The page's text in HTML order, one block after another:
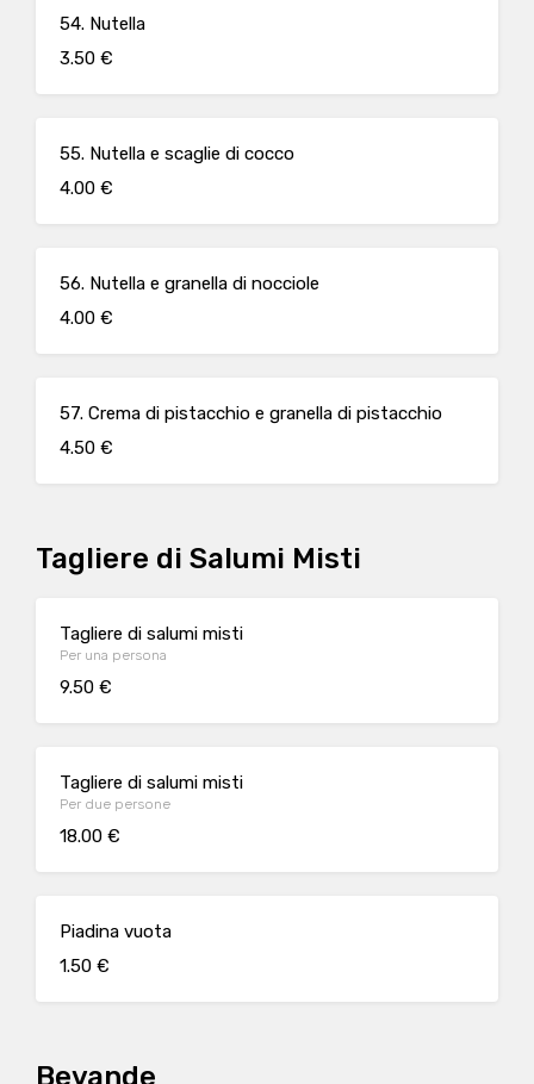
54. Nutella
3.50 €
55. Nutella e scaglie di cocco
4.00 €
56. Nutella e granella di nocciole
4.00 €
57. Crema di pistacchio e granella di pistacchio
4.50 €
Tagliere di Salumi Misti
Tagliere di salumi misti
Per una persona
9.50 €
Tagliere di salumi misti
Per due persone
18.00 €
Piadina vuota
1.50 €
Bevande